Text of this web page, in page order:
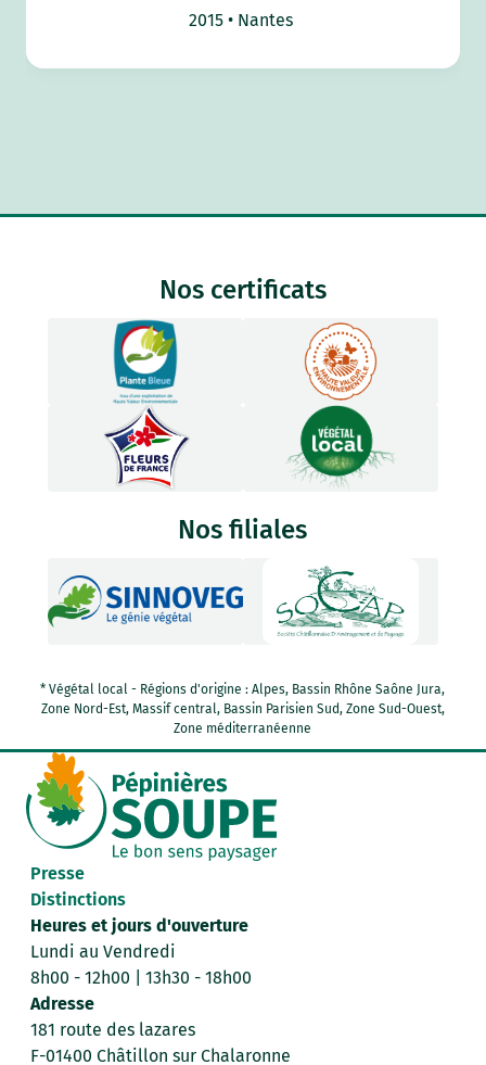
2015 Nantes
Nos certificats
Nos filiales
* Végétal local - Régions d'origine : Alpes, Bassin Rhône Saône Jura,
Zone Nord-Est, Massif central, Bassin Parisien Sud, Zone Sud-Ouest,
Zone méditerranéenne
Presse
Distinctions
Heures et jours d'ouverture
Lundi au Vendredi
8h00 - 12h00 | 13h30 - 18h00
Adresse
181 route des lazares
F-01400 Châtillon sur Chalaronne